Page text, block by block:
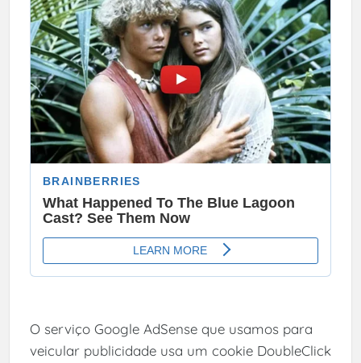
O serviço Google AdSense que usamos para
veicular publicidade usa um cookie DoubleClick